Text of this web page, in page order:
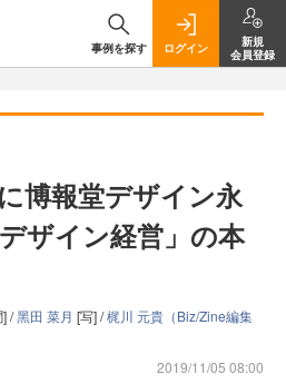
事例を探す ログイン
新規
会員登録
博報堂デザイン永
ザイン経営」の本
] /黑田 菜月 [写] /梶川 元貴（Biz/Zine編集
2019/11/05 08:00